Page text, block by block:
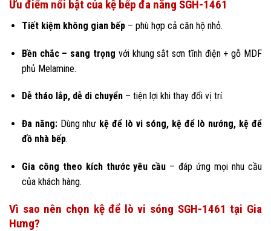
Ưu điểm nổi bật của kệ bếp đa năng SGH-1461
Tiết kiệm không gian bếp– phù hợp cả căn hộ nhỏ.
Bền chắc – sang trọng với khung sắt sơn tĩnh điện + gỗ MDF
phủ Melamine.
Dễ tháo lắp, dễ di chuyển– tiện lợi khi thay đổi vị trí.
Đa năng:Dùng như kệ để lò vi sóng, kệ để lò nướng, kệ để
đồ nhà bếp.
Gia công theo kích thước yêu cầu – đáp ứng mọi nhu cầu
của khách hàng.
Vì sao nên chọn kệ để lò vi sóng SGH-1461 tại Gia
Hưng?